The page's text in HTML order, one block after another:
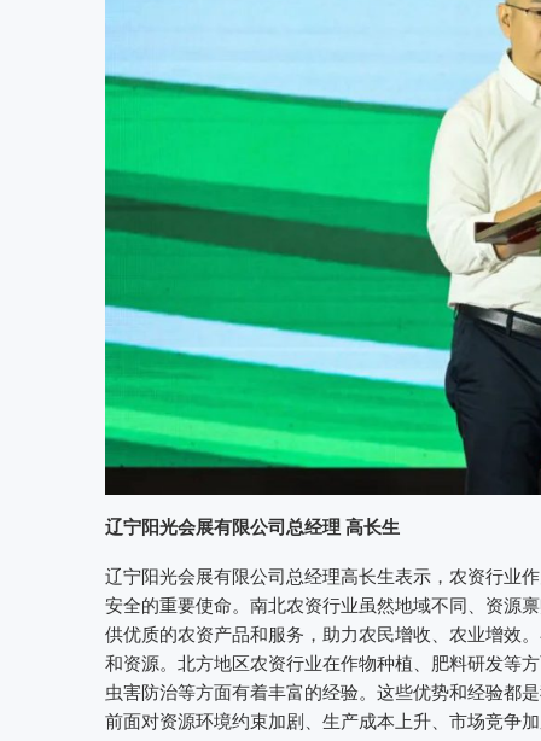
辽宁阳光会展有限公司总经理 高长生
辽宁阳光会展有限公司总经理高长生表示，农资行业
安全的重要使命。南北农资行业虽然地域不同、资源
供优质的农资产品和服务，助力农民增收、农业增效
和资源。北方地区农资行业在作物种植、肥料研发等
虫害防治等方面有着丰富的经验。这些优势和经验都
前面对资源环境约束加剧、生产成本上升、市场竞争